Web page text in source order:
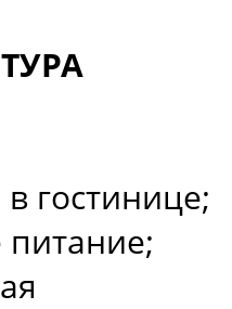
гостинице;
питание;